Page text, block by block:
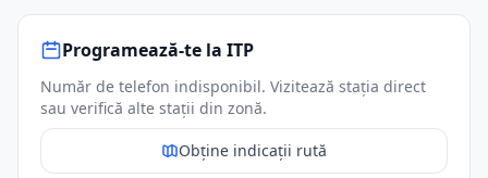
Programează-te la ITP
Număr de telefon indisponibil. Vizitează stația direct
sau verifică alte stații din zonă.
Obține indicații rută